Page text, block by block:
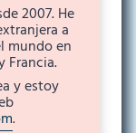
2007. He
a
mundo en
Francia.
y estoy
.